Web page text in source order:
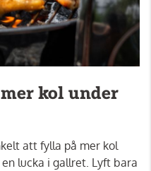
kol under
att fylla på mer kol
lucka i gallret. Lyft bara